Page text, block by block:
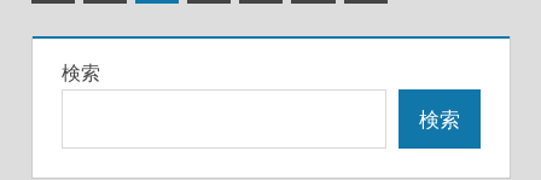
の事
事
検索
検索